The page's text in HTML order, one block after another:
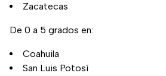
Zacatecas
De 0 a 5 grados en:
Coahuila
San Luis Potosí